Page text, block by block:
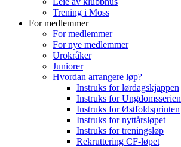
Trening i Moss
For medlemmer
For medlemmer
For nye medlemmer
Urokråker
Juniorer
Hvordan arrangere løp?
Instruks for lørdagskjappen
Instruks for Ungdomsserien
Instruks for Østfoldsprinten
Instruks for nyttårsløpet
Instruks for treningsløp
Rekruttering CF-løpet